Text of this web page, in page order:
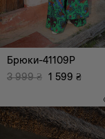
А-силует
Комбінація
Брюки-41109P
3 999 ₴ 1 599 ₴